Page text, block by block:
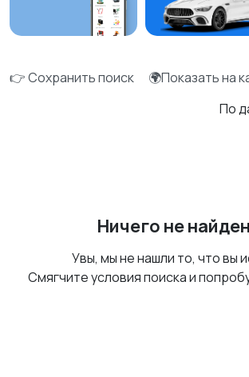
👉 Сохранить поиск
🌍Показать на
По
Ничего не
Увы, мы не нашли то, что вы
Смягчите условия поиска и